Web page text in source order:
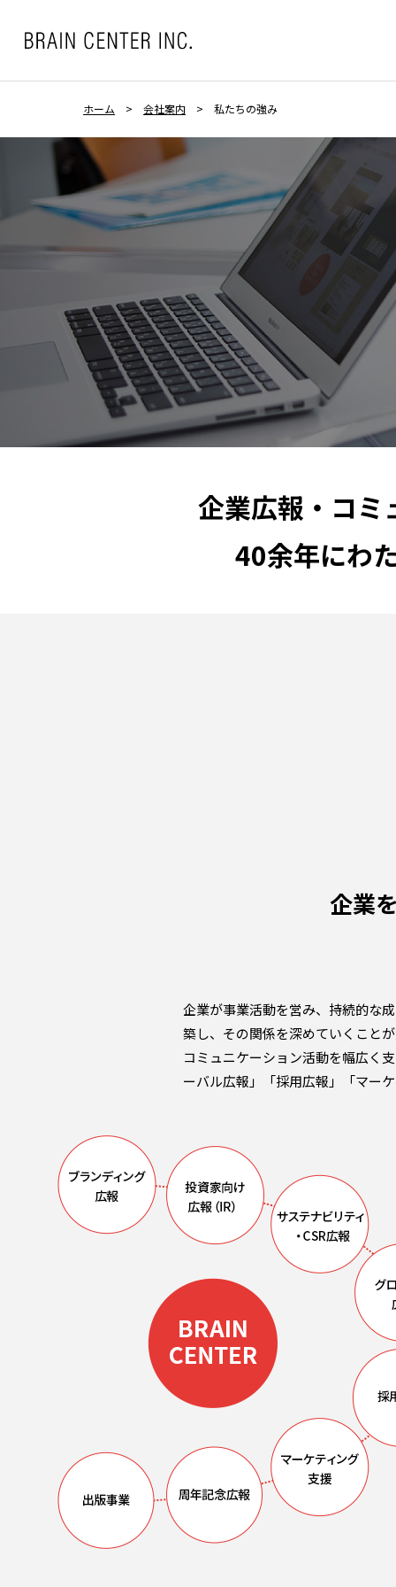
ホーム >会社案内 >私たちの強み
企業広報・コミ
40余年にわ
企業
企業が事業活動を営み、持続的な
築し、その関係を深めていくこと
コミュニケーション活動を幅広く
ーバル広報」「採用広報」「マー